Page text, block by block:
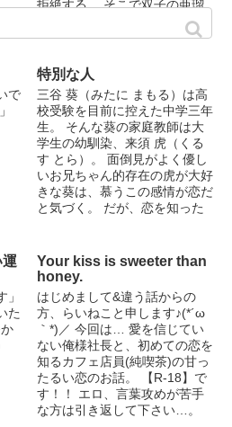
拒絶する。 そこで双子の亜瑠
兎が花音の代わりに嫁ぐことな
ってしまう。 ...
で
特別な人
三谷 葵（みたに まもる）は高
校受験を目前に控えた中学三年
生。 そんな葵の家庭教師は大
学生の幼馴染、来須 虎（くる
す とら）。 面倒見がよく優し
いお兄ちゃん的存在の虎が大好
きな葵は、慕うこの感情が恋だ
と気づく。 だが、恋を知った
①TREMOLO（鏡由良運営のホ
ームページ：
https://www.tremolo.xyz/） ②小
説家になろう （小説投稿サイ
ト：https://syosetu.com/）
③fujossy （BL小説・漫画投稿
サイト：https://fujossy.jp/） ④
アルファポリス（Webコンテン
ツ投稿サイト：
https://www.alphapolis.co.jp/）
⑤カクヨム
た
Your kiss is sweeter than
honey.
はじめまして&違う話からの
方、らいねこと申します♪(*´ω
｀*)／ 今回は… 愛を信じてい
ない俺様社長と、初めての恋を
知るカフェ店員(純喫茶)の甘っ
たるい恋のお話。 【R-18】で
す！！ エロ、言葉攻めが苦手
な方は引き返して下さい…。